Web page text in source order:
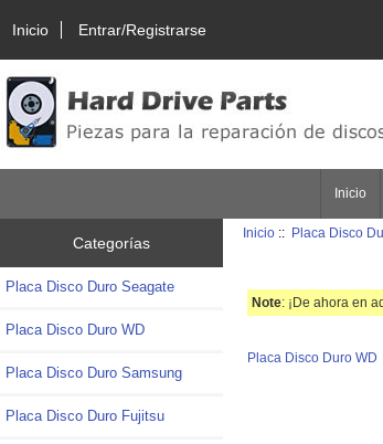
Inicio Entrar/Registrarse
Inicio
Categorías
Placa Disco Duro Seagate
Placa Disco Duro WD
Placa Disco Duro Samsung
Placa Disco Duro Fujitsu
Inicio :: Placa Disco
Note: ¡De ahora en
Placa Disco Duro WD